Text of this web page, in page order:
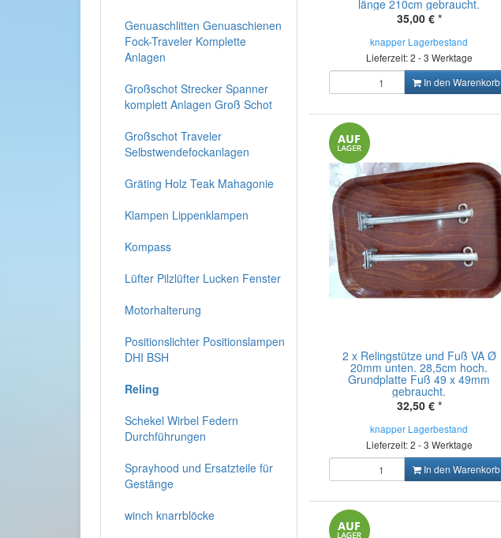
länge 210cm gebraucht.
35,00 € *
knapper Lagerbestand
Lieferzeit: 2 - 3 Werktage
In den Warenkorb
2 x Relingstütze und Fuß VA Ø
20mm unten. 28,5cm hoch.
Grundplatte Fuß 49 x 49mm
gebraucht.
32,50 € *
knapper Lagerbestand
Lieferzeit: 2 - 3 Werktage
In den Warenkorb
Genuaschlitten Genuaschienen
Fock-Traveler Komplette
Anlagen
Großschot Strecker Spanner
komplett Anlagen Groß Schot
Großschot Traveler
Selbstwendefockanlagen
Gräting Holz Teak Mahagonie
Klampen Lippenklampen
Kompass
Lüfter Pilzlüfter Lucken Fenster
Motorhalterung
Positionslichter Positionslampen
DHI BSH
Reling
Schekel Wirbel Federn
Durchführungen
Sprayhood und Ersatzteile für
Gestänge
winch knarrblöcke